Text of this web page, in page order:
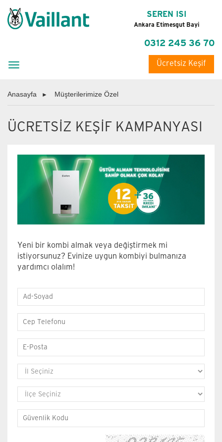
SEREN ISI
Ankara Etimesgut Bayi
0312 245 36 70
Toggle
Ücretsiz Keşif
Anasayfa Müşterilerimize Özel
ÜCRETSİZ KEŞİF KAMPANYASI
Yeni bir kombi almak veya değiştirmek mi
istiyorsunuz? Evinize uygun kombiyi bulmanıza
yardımcı olalım!